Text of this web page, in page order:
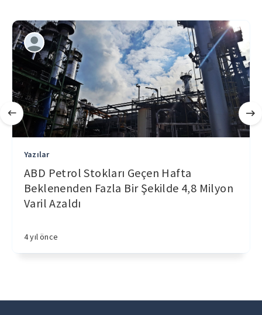
Yazılar
ABD Petrol Stokları Geçen Hafta
Beklenenden Fazla Bir Şekilde 4,8 Milyon
Varil Azaldı
4 yıl önce